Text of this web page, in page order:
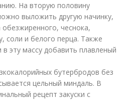
На вторую половину
выложить другую начинку,
чеснока,
соли и белого перца. Также
в эту массу добавить плавленый
бутербродов без
цельный миндаль. В
рецепт закуски с